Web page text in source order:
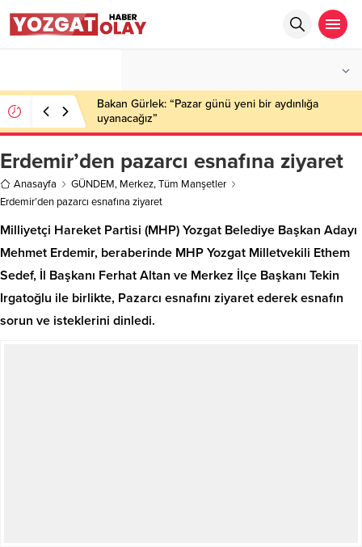
Bakan Gürlek: “Pazar günü yeni bir aydınlığa
uyanacağız”
Erdemir’den pazarcı esnafına ziyaret
Anasayfa GÜNDEM, Merkez,Tüm Manşetler
Erdemir’den pazarcı esnafına ziyaret
Milliyetçi Hareket Partisi (MHP) Yozgat Belediye Başkan Adayı
Mehmet Erdemir, beraberinde MHP Yozgat Milletvekili Ethem
Sedef, İl Başkanı Ferhat Altan ve Merkez İlçe Başkanı Tekin
Irgatoğlu ile birlikte, Pazarcı esnafını ziyaret ederek esnafın
sorun ve isteklerini dinledi.